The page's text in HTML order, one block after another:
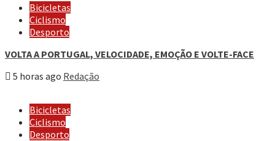
Bicicletas
Ciclismo
Desporto
VOLTA A PORTUGAL, VELOCIDADE, EMOÇÃO E VOLTE-FACE
5 horas ago Redação
Bicicletas
Ciclismo
Desporto